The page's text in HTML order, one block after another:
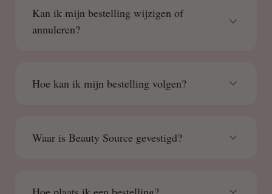
Kan ik mijn bestelling wijzigen of
annuleren?
Hoe kan ik mijn bestelling volgen?
Waar is Beauty Source gevestigd?